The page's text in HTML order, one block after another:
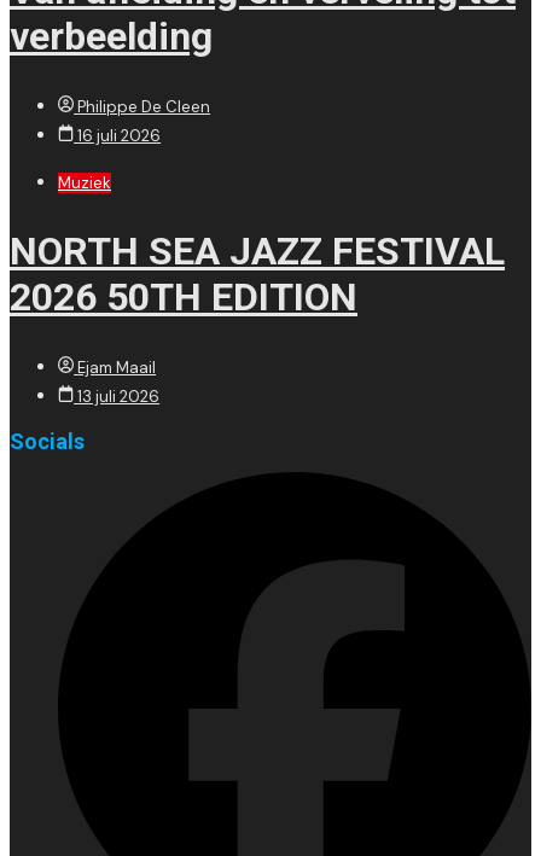
verbeelding
Philippe De Cleen
16 juli 2026
Muziek
NORTH SEA JAZZ FESTIVAL
2026 50TH EDITION
Ejam Maail
13 juli 2026
Socials